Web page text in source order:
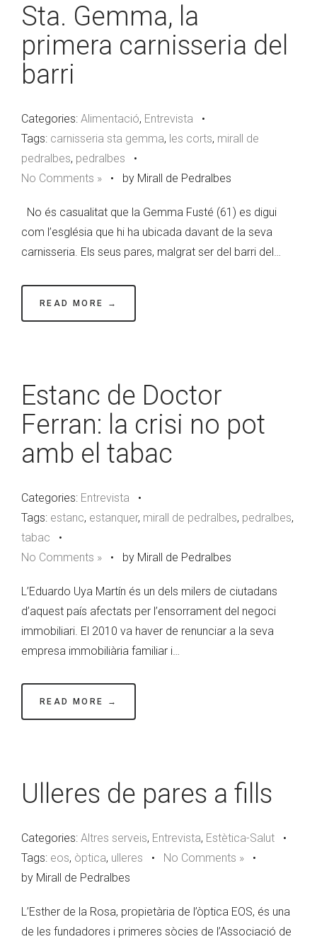
Sta. Gemma, la
primera carnisseria del
barri
Categories: Alimentació, Entrevista •
Tags: carnisseria sta gemma, les corts, mirall de
pedralbes, pedralbes •
No Comments » • by Mirall de Pedralbes
No és casualitat que la Gemma Fusté (61) es digui
com l’església que hi ha ubicada davant de la seva
carnisseria. Els seus pares, malgrat ser del barri del…
READ MORE →
Estanc de Doctor
Ferran: la crisi no pot
amb el tabac
Categories: Entrevista •
Tags: estanc, estanquer, mirall de pedralbes, pedralbes,
tabac •
No Comments » • by Mirall de Pedralbes
L’Eduardo Uya Martín és un dels milers de ciutadans
d’aquest país afectats per l’ensorrament del negoci
immobiliari. El 2010 va haver de renunciar a la seva
empresa immobiliària familiar i…
READ MORE →
Ulleres de pares a fills
Categories: Altres serveis, Entrevista, Estètica-Salut •
Tags: eos, òptica, ulleres • No Comments » •
by Mirall de Pedralbes
L’Esther de la Rosa, propietària de l’òptica EOS, és una
de les fundadores i primeres sòcies de l’Associació de